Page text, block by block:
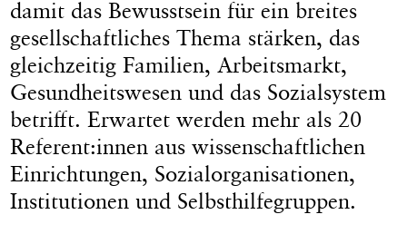
damit das Bewusstsein für ein breites
gesellschaftliches Thema stärken, das
gleichzeitig Familien, Arbeitsmarkt,
Gesundheitswesen und das Sozialsystem
betrifft. Erwartet werden mehr als 20
Referent:innen aus wissenschaftlichen
Einrichtungen, Sozialorganisationen,
Institutionen und Selbsthilfegruppen.